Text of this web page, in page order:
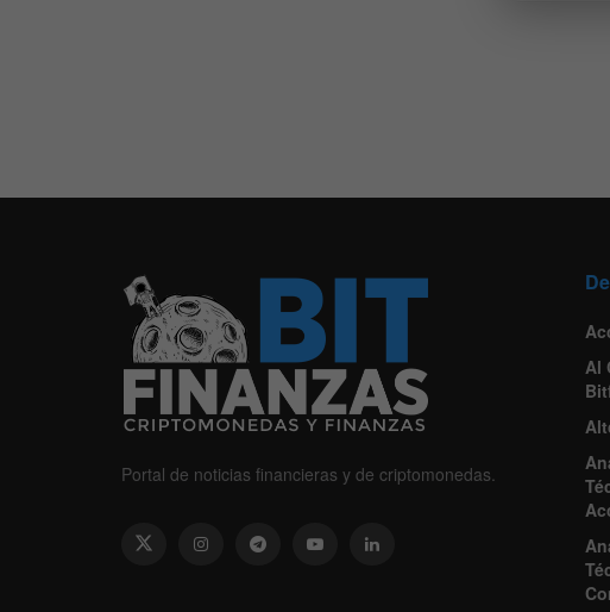
Portal de noticias financieras y de criptomonedas.
Al